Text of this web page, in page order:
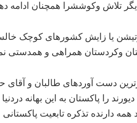
تلاش وکوششرا همچنان ادامه
یا زایش کشورهای کوچک
وکردستان همراهی و همدستی
دست آوردهای طالبان و آقای
را پاکستان به این بهانه
همه دارنده تذکره تابعیت